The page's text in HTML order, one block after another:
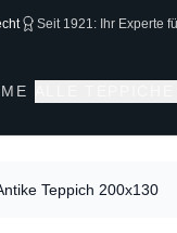
Seit 1921: Ihr Experte
Teppich 200x130